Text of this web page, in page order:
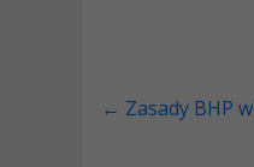
← Zasady BHP